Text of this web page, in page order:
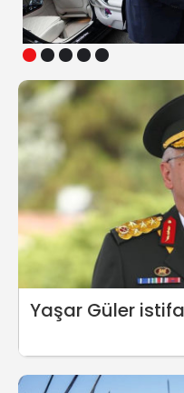
1 2 3 4 5
Yaşar Güler